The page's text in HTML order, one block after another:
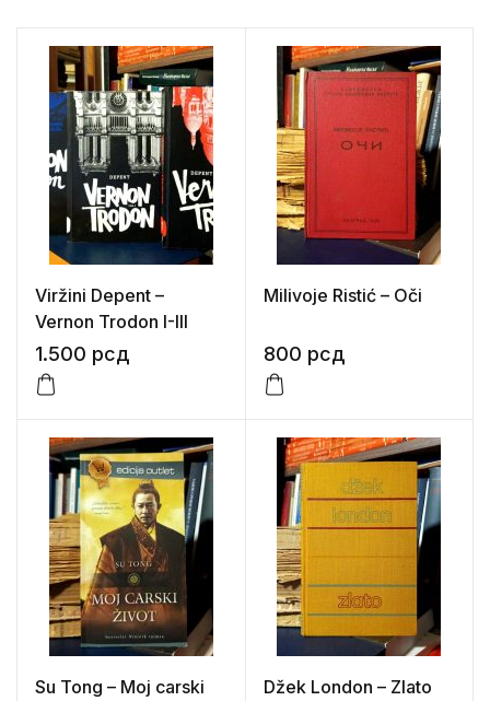
Viržini Depent –
Vernon Trodon I-III
1.500 рсд
Milivoje Ristić – Oči
800 рсд
Su Tong – Moj carski
Džek London – Zlato